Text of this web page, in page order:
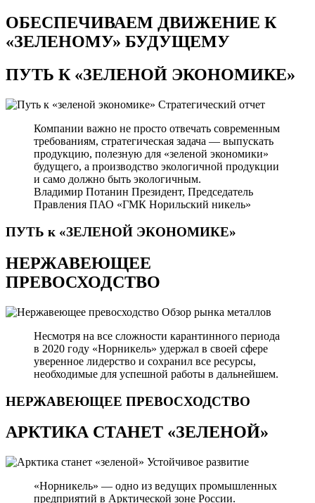
ОБЕСПЕЧИВАЕМ ДВИЖЕНИЕ К
«ЗЕЛЕНОМУ» БУДУЩЕМУ
ПУТЬ К«ЗЕЛЕНОЙ ЭКОНОМИКЕ»
Стратегический отчет
Компании важно не просто отвечать современным
требованиям, стратегическая задача — выпускать
продукцию, полезную для «зеленой экономики»
будущего, а производство экологичной продукции
и само должно быть экологичным.
Владимир Потанин Президент, Председатель
Правления ПАО «ГМК Норильский никель»
ПУТЬ к «ЗЕЛЕНОЙ ЭКОНОМИКЕ»
НЕРЖАВЕЮЩЕЕ
ПРЕВОСХОДСТВО
Обзор рынка металлов
Несмотря на все сложности карантинного периода
в 2020 году «Норникель» удержал в своей сфере
уверенное лидерство и сохранил все ресурсы,
необходимые для успешной работы в дальнейшем.
НЕРЖАВЕЮЩЕЕ ПРЕВОСХОДСТВО
АРКТИКА СТАНЕТ «ЗЕЛЕНОЙ»
Устойчивое развитие
«Норникель» — одно из ведущих промышленных
предприятий в Арктической зоне России.